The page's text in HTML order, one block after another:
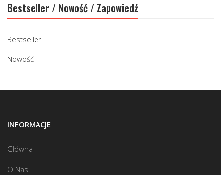
Bestseller / Nowość / Zapowiedź
Bestseller
Nowość
INFORMACJE
Główna
O Nas